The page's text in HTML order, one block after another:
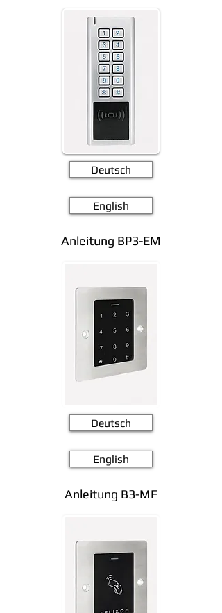
Deutsch
English
Anleitung BP3-EM
Deutsch
English
Anleitung B3-MF